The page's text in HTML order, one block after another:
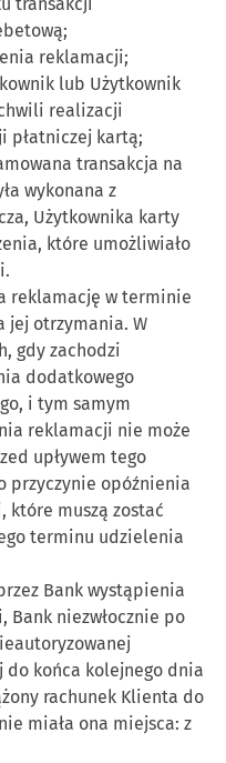
transakcji
reklamacji;
lub Użytkownik
realizacji
płatniczej kartą;
transakcja na
wykonana z
Użytkownika karty
które umożliwiało
reklamację w terminie
jej otrzymania. W
gdy zachodzi
dodatkowego
i tym samym
reklamacji nie może
upływem tego
przyczynie opóźnienia
które muszą zostać
terminu udzielenia
Bank wystąpienia
Bank niezwłocznie po
końca kolejnego dnia
rachunek Klienta do
miała ona miejsca: z